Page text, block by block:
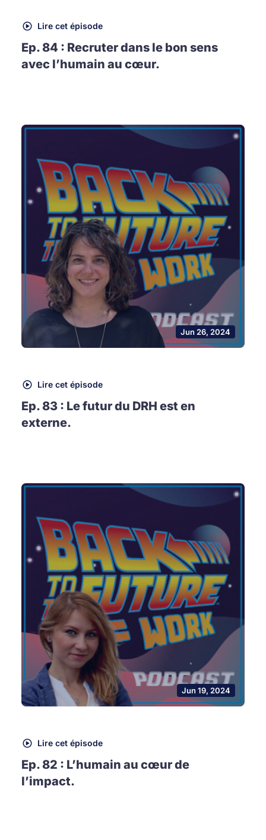
Lire cet épisode
Ep. 84 : Recruter dans le bon sens
avec l’humain au cœur.
Jun 26, 2024
Lire cet épisode
Ep. 83 : Le futur du DRH est en
externe.
Jun 19, 2024
Lire cet épisode
Ep. 82 : L’humain au cœur de
l’impact.